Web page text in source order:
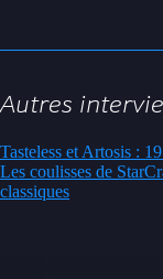
Autres
Tasteless et Artosis :
Les coulisses de
classiques